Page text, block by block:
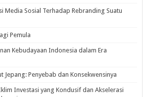
Media Sosial Terhadap Rebranding Suatu
Pemula
Kebudayaan Indonesia dalam Era
Jepang: Penyebab dan Konsekwensinya
Investasi yang Kondusif dan Akselerasi